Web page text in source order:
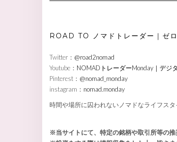
ROAD TO ノマドトレーダー｜
Twitter： @road2nomad
Youtube： NOMADトレーダーMonday｜デジ
Pinterest： @nomad_monday
instagram： nomad.monday
時間や場所に囚われないノマドなライフス
※当サイトにて、特定の銘柄や取引所等の